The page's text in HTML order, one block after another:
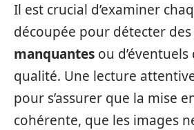
Il est crucial d’examiner
découpée pour détecter des
manquantes ou
qualité. Une lecture
pour s’assurer que la mise
cohérente, que les images